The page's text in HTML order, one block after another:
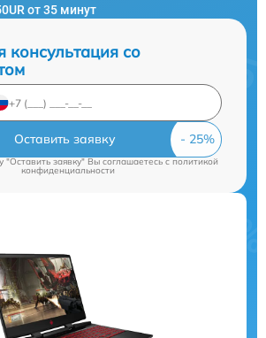
от 35 минут
консультация со
Оставить заявку
"Оставить заявку" Вы соглашаетесь cполитикой
конфиденциальности